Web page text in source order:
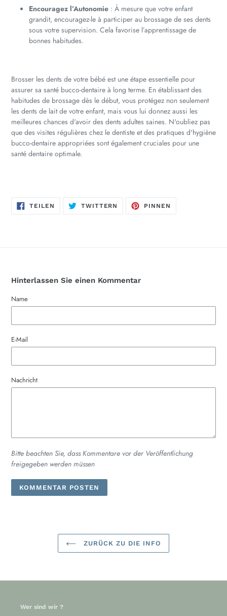
Encouragez l’Autonomie : À mesure que votre enfant
grandit, encouragez-le à participer au brossage de ses dents
sous votre supervision. Cela favorise l’apprentissage de
bonnes habitudes.
Brosser les dents de votre bébé est une étape essentielle pour
assurer sa santé bucco-dentaire à long terme. En établissant des
habitudes de brossage dès le début, vous protégez non seulement
les dents de lait de votre enfant, mais vous lui donnez aussi les
meilleures chances d'avoir des dents adultes saines. N'oubliez pas
que des visites régulières chez le dentiste et des pratiques d'hygiène
bucco-dentaire appropriées sont également cruciales pour une
santé dentaire optimale.
TEILEN
FACEBOOK
TWITTERN
TWITTER
PINNEN
Hinterlassen Sie einen Kommentar
Name
E-Mail
Nachricht
Bitte beachten Sie, dass Kommentare vor der Veröffentlichung
freigegeben werden müssen
ZURÜCK ZU DIE INFO
Wer sind wir ?